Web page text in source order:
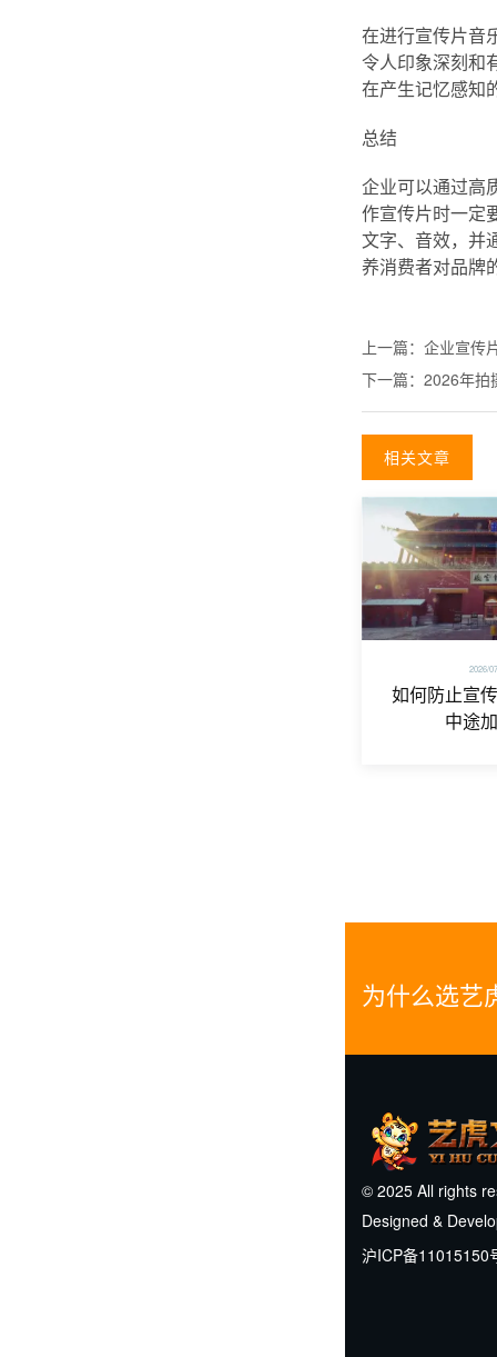
在进行宣传片音
令人印象深刻和
在产生记忆感知
总结
企业可以通过高
作宣传片时一定
文字、音效，并
养消费者对品牌
上一篇： 企业宣传
下一篇： 2026年拍
相关文章
2026/
如何防止宣
中途
为什么选艺
© 2025 All rights
Designed &
沪ICP备11015150